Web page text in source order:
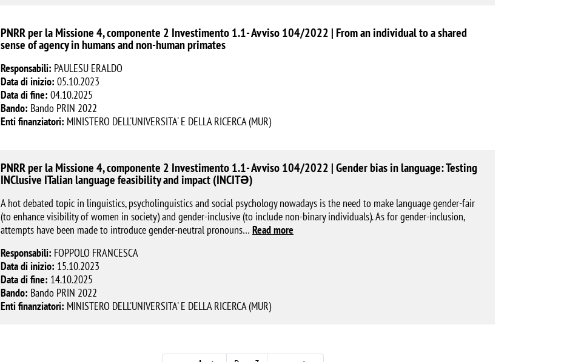
PNRR per la Missione 4, componente 2 Investimento 1.1- Avviso 104/2022 | From an individual to a shared
sense of agency in humans and non-human primates
Responsabili: PAULESU ERALDO
Data di inizio: 05.10.2023
Data di fine: 04.10.2025
Bando: Bando PRIN 2022
Enti finanziatori: MINISTERO DELL'UNIVERSITA' E DELLA RICERCA (MUR)
PNRR per la Missione 4, componente 2 Investimento 1.1- Avviso 104/2022 | Gender bias in language: Testing
INClusive ITalian language feasibility and impact (INCITƏ)
A hot debated topic in linguistics, psycholinguistics and social psychology nowadays is the need to make language gender-fair
(to enhance visibility of women in society) and gender-inclusive (to include non-binary individuals). As for gender-inclusion,
attempts have been made to introduce gender-neutral pronouns… Read more
Responsabili: FOPPOLO FRANCESCA
Data di inizio: 15.10.2023
Data di fine: 14.10.2025
Bando: Bando PRIN 2022
Enti finanziatori: MINISTERO DELL'UNIVERSITA' E DELLA RICERCA (MUR)